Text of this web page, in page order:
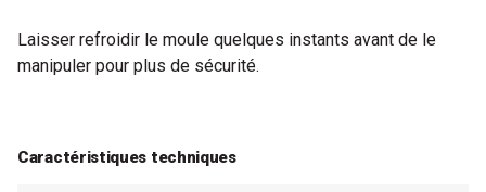
Laisser refroidir le moule quelques instants avant de le
manipuler pour plus de sécurité.
Caractéristiques techniques